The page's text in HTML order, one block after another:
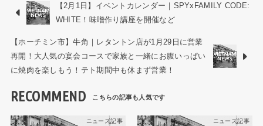
【2月1日】イベントカレンダー｜SPYxFAMILY CODE:
WHITE！味噌作り講座を開催など
【ホーチミン市】牛角｜レタントン店が1月29日に営業
再開！大人気の宴会コースで家族と一緒にお腹いっぱい
に焼肉を楽しもう！テト期間中も休まず営業！
RECOMMEND
ニュース記事 ニュース記事